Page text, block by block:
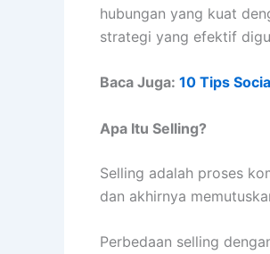
hubungan yang kuat
strategi yang efektif
Baca Juga: 10 Tips
Apa Itu Selling?
Selling adalah proses
dan akhirnya
Perbedaan selling